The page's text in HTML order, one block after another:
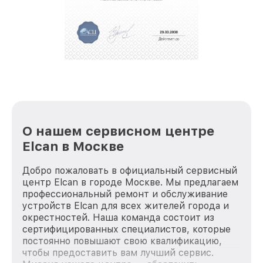
репутацию. Мы постоянно совершенствуемся и
стараемся каждый день делать наш сервис еще
О нашем сервисном центре
Elcan в Москве
Добро пожаловать в официальный сервисный
центр Elcan в городе Москве. Мы предлагаем
профессиональный ремонт и обслуживание
устройств Elcan для всех жителей города и
окрестностей. Наша команда состоит из
сертифицированных специалистов, которые
постоянно повышают свою квалификацию,
чтобы предоставить вам лучший сервис.